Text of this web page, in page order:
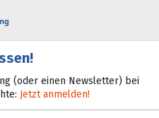
(oder einen Newsletter) bei
Jetzt anmelden!